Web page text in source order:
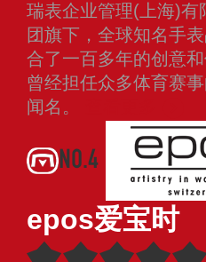
瑞表企业管理(上海)有
团旗下，全球知名手
合了一百多年的创意
曾经担任众多体育赛
闻名。
NO.4
epos爱宝时